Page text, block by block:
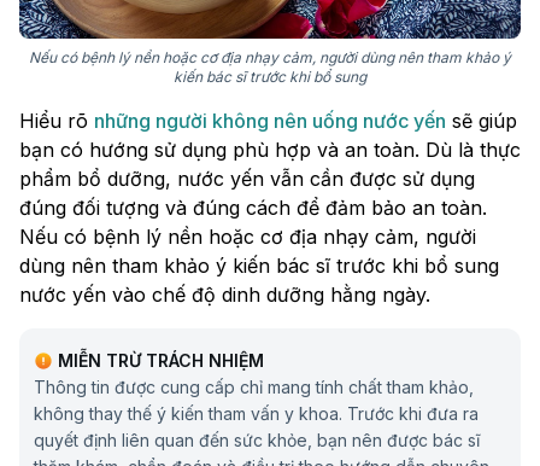
Nếu có bệnh lý nền hoặc cơ địa nhạy cảm, người dùng nên tham khảo ý
kiến bác sĩ trước khi bổ sung
Hiểu rõ những người không nên uống nước yến sẽ giúp
bạn có hướng sử dụng phù hợp và an toàn. Dù là thực
phẩm bổ dưỡng, nước yến vẫn cần được sử dụng
đúng đối tượng và đúng cách để đảm bảo an toàn.
Nếu có bệnh lý nền hoặc cơ địa nhạy cảm, người
dùng nên tham khảo ý kiến bác sĩ trước khi bổ sung
nước yến vào chế độ dinh dưỡng hằng ngày.
MIỄN TRỪ TRÁCH NHIỆM
Thông tin được cung cấp chỉ mang tính chất tham khảo,
không thay thế ý kiến tham vấn y khoa. Trước khi đưa ra
quyết định liên quan đến sức khỏe, bạn nên được bác sĩ